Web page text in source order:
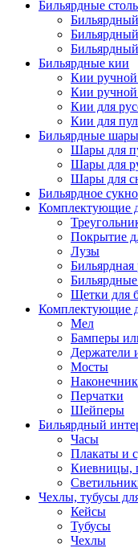
Бильярдные
Бильярдный
Бильярдный
Бильярдные кии
Кии
Кии
Кии для
Кии для
Бильярдные шары
Шары для
Шары для
Шары для
Бильярдное сукно
Комплектующие
Покрытие
Лузы
Бильярдная
Щетки для
Комплектующие
Мел
Бамперы
Держатели
Мосты
Перчатки
Шейперы
Бильярдный
Часы
Плакаты и
Киевницы,
Чехлы, тубусы
Кейсы
Тубусы
Чехлы